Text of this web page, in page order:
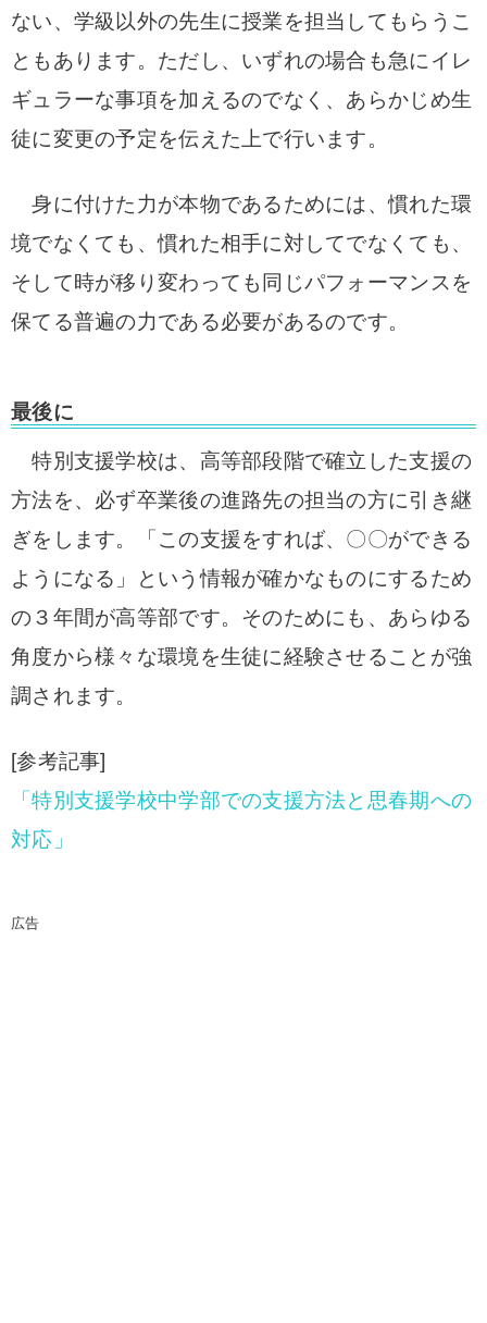
ない、学級以外の先生に授業を担当してもらうこ
ともあります。ただし、いずれの場合も急にイレ
ギュラーな事項を加えるのでなく、あらかじめ生
徒に変更の予定を伝えた上で行います。
身に付けた力が本物であるためには、慣れた環
境でなくても、慣れた相手に対してでなくても、
そして時が移り変わっても同じパフォーマンスを
保てる普遍の力である必要があるのです。
最後に
特別支援学校は、高等部段階で確立した支援の
方法を、必ず卒業後の進路先の担当の方に引き継
ぎをします。「この支援をすれば、〇〇ができる
ようになる」という情報が確かなものにするため
の３年間が高等部です。そのためにも、あらゆる
角度から様々な環境を生徒に経験させることが強
調されます。
[参考記事]
「特別支援学校中学部での支援方法と思春期への
対応」
広告